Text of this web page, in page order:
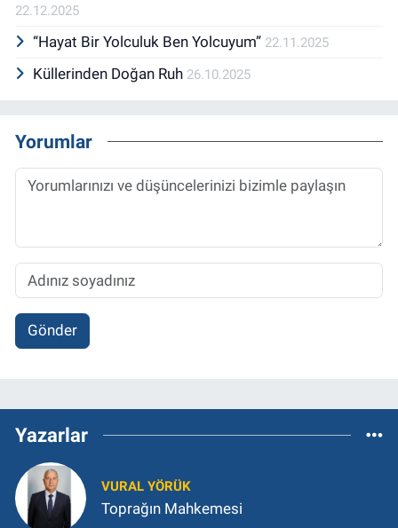
22.12.2025
“Hayat Bir Yolculuk Ben Yolcuyum” 22.11.2025
Küllerinden Doğan Ruh 26.10.2025
Yorumlar
Gönder
Yazarlar
VURAL YÖRÜK
Toprağın Mahkemesi